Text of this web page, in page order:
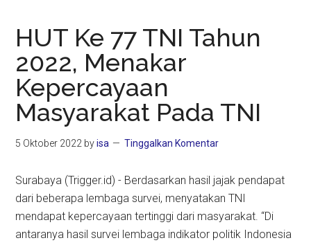
HUT Ke 77 TNI Tahun
2022, Menakar
Kepercayaan
Masyarakat Pada TNI
5 Oktober 2022 byisa Tinggalkan Komentar
Surabaya (Trigger.id) - Berdasarkan hasil jajak pendapat
dari beberapa lembaga survei, menyatakan TNI
mendapat kepercayaan tertinggi dari masyarakat. “Di
antaranya hasil survei lembaga indikator politik Indonesia